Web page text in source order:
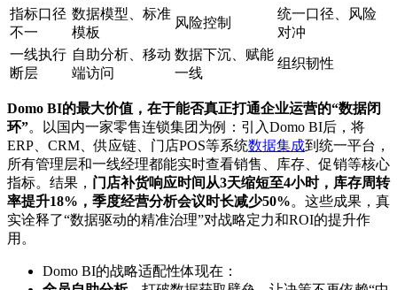
指标口径
不一
数据模型、标准
模板
风险控制
统一口径、风险
对冲
一线执行
断层
自助分析、移动
端访问
数据下沉、赋能
一线
组织韧性
Domo BI的最大价值，在于能否真正打通企业运营的“数据闭
环”。以国内一家零售连锁集团为例：引入Domo BI后，将
ERP、CRM、供应链、门店POS等系统数据集成到统一平台，
所有管理层和一线经理都能实时查看销售、库存、促销等核心
指标。结果， 门店补货响应时间从3天缩短至4小时，库存周转
率提升18%，季度经营分析会议时长减少50%。这些成果，真
实诠释了“数据驱动的精准治理”对战略定力和ROI的提升作
用。
Domo BI的战略适配性体现在：